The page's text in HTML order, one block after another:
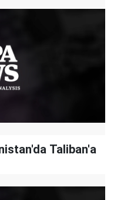
Taliban'a